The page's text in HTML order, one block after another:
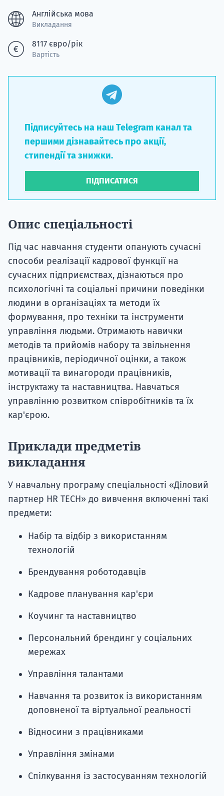
Англійська мова
Викладання
8117 євро/рік
Вартість
Підписуйтесь на наш Telegram канал та
першими дізнавайтесь про акції,
стипендії та знижки.
ПІДПИСАТИСЯ
Опис спеціальності
Під час навчання студенти опанують сучасні
способи реалізації кадрової функції на
сучасних підприємствах, дізнаються про
психологічні та соціальні причини поведінки
людини в організаціях та методи їх
формування, про техніки та інструменти
управління людьми. Отримають навички
методів та прийомів набору та звільнення
працівників, періодичної оцінки, а також
мотивації та винагороди працівників,
інструктажу та наставництва. Навчаться
управлінню розвитком співробітників та їх
кар'єрою.
Приклади предметів
викладання
У навчальну програму спеціальності «Діловий
партнер HR TECH» до вивчення включенні такі
предмети:
Набір та відбір з використанням
технологій
Брендування роботодавців
Кадрове планування кар'єри
Коучинг та наставництво
Персональний брендинг у соціальних
мережах
Управління талантами
Навчання та розвиток із використанням
доповненої та віртуальної реальності
Відносини з працівниками
Управління змінами
Спілкування із застосуванням технологій